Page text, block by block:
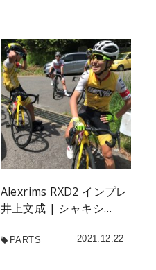
s
n
k
Alexrims RXD2 インプレ
井上文成 | シャキシ…
PARTS 2021.12.22